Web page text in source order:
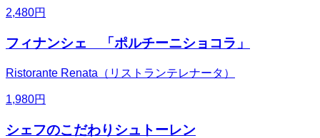
2,480円
フィナンシェ 「ポルチーニショコラ」
Ristorante Renata（リストランテレナータ）
1,980円
シェフのこだわりシュトーレン